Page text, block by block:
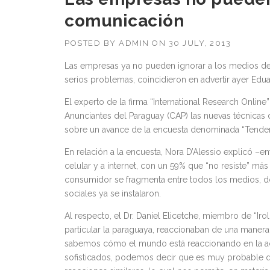
comunicación
POSTED BY ADMIN ON 30 JULY, 2013
Las empresas ya no pueden ignorar a los medios
serios problemas, coincidieron en advertir ayer
El experto de la firma “International Research
Anunciantes del Paraguay (CAP) las nuevas
sobre un avance de la encuesta denominada
En relación a la encuesta, Nora D’Alessio explicó
celular y a internet, con un 59% que “no resiste”
consumidor se fragmenta entre todos los medios,
sociales ya se instalaron.
Al respecto, el Dr. Daniel Elicetche, miembro de
particular la paraguaya, reaccionaban de una
sabemos cómo el mundo está reaccionando en la
sofisticados, podemos decir que es muy probable